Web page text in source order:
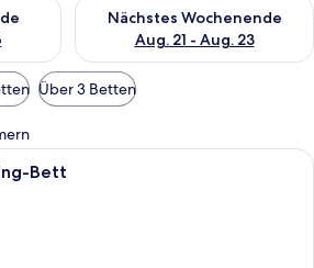
für dieses Wochenende, Aug. 14
Nächstes Wochenende
Aug. 21 - Aug. 23
Überprüfe die Verfügbarkeit
Über 3 Betten
Ein weißer Makramee-Hängekorb
Bett